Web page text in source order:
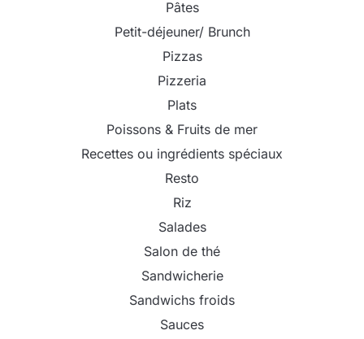
Pâtes
Petit-déjeuner/ Brunch
Pizzas
Pizzeria
Plats
Poissons & Fruits de mer
Recettes ou ingrédients spéciaux
Resto
Riz
Salades
Salon de thé
Sandwicherie
Sandwichs froids
Sauces